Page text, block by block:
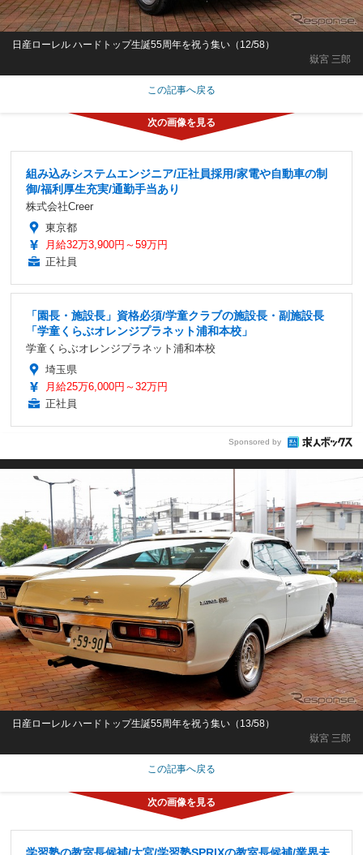
嶽宮 三郎
日産ローレル ハードトップ生誕55周年を祝う集い（12/58）
この記事へ戻る
組み込みシステムエンジニア/正社員採用/家電や自動車の制
御/福利厚生充実/通勤手当あり
株式会社Creer
東京都
月給32万3,900円～59万円
正社員
「園長・施設長」資格必須/学童クラブの施設長・副施設長
「学童くらぶオレンジプラネット浦和本校」
学童くらぶオレンジプラネット浦和本校
埼玉県
月給25万6,000円～32万円
正社員
Sponsored by
嶽宮 三郎
日産ローレル ハードトップ生誕55周年を祝う集い（13/58）
この記事へ戻る